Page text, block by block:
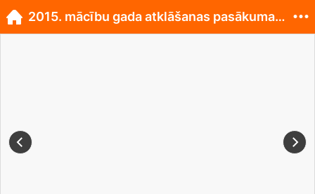
2015. mācību gada atklāšanas pasākuma spilgtākie m